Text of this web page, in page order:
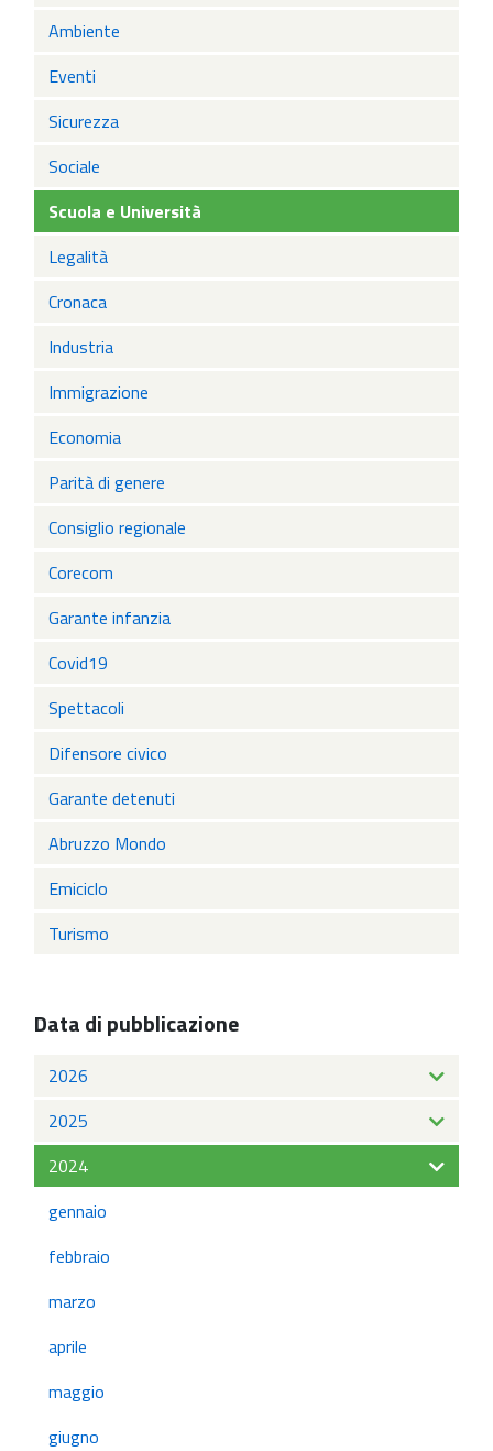
Ambiente
Eventi
Sicurezza
Sociale
Scuola e Università
Legalità
Cronaca
Industria
Immigrazione
Economia
Parità di genere
Consiglio regionale
Corecom
Garante infanzia
Covid19
Spettacoli
Difensore civico
Garante detenuti
Abruzzo Mondo
Emiciclo
Turismo
Data di pubblicazione
2026
2025
2024
gennaio
febbraio
marzo
aprile
maggio
giugno